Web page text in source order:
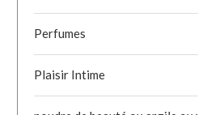
Perfumes
Plaisir Intime